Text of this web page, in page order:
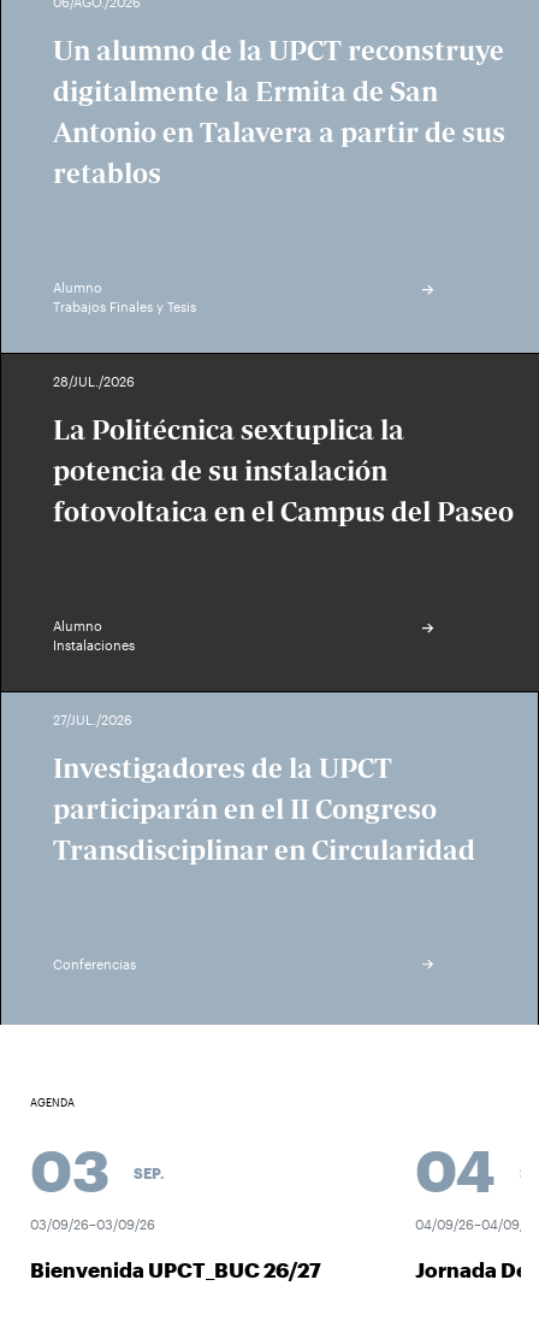
Un alumno de la UPCT reconstruye
digitalmente la Ermita de San
Antonio en Talavera a partir de sus
retablos
Alumno
Trabajos Finales y Tesis
28/JUL./2026
La Politécnica sextuplica la
potencia de su instalación
fotovoltaica en el Campus del Paseo
Alumno
Instalaciones
27/JUL./2026
Investigadores de la UPCT
participarán en el II Congreso
Transdisciplinar en Circularidad
Conferencias
AGENDA
03 SEP.
03/09/26–03/09/26
Bienvenida UPCT_BUC 26/27
04 SEP.
04/09/26–04/09/26
Jornada